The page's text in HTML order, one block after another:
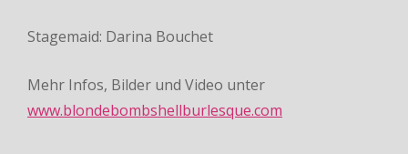
Stagemaid: Darina Bouchet
Mehr Infos, Bilder und Video unter
www.blondebombshellburlesque.com